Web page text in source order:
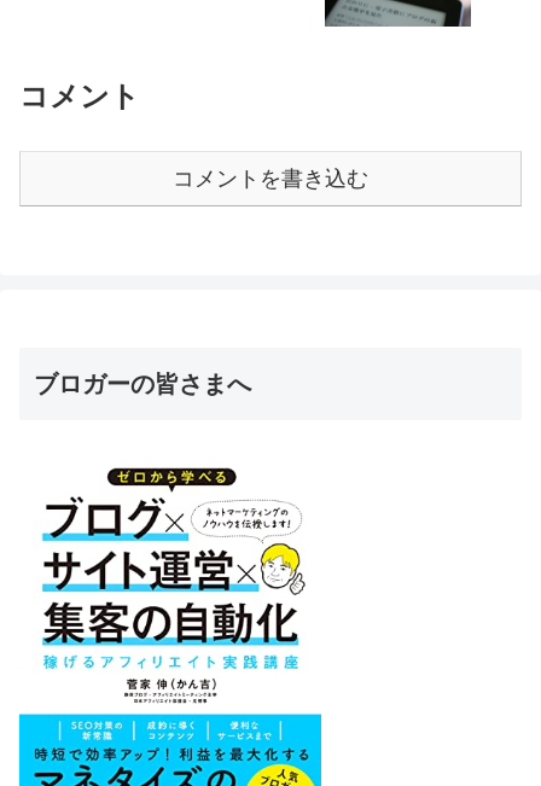
コメント
コメントを書き込む
ブロガーの皆さまへ